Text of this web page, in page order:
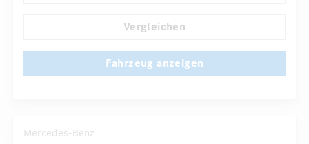
Vergleichen
Fahrzeug anzeigen
Mercedes-Benz